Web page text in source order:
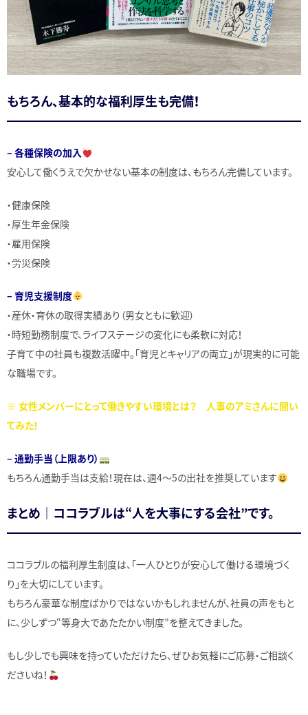
もちろん、基本的な福利厚生も完備！
– 各種保険の加入
安心して働くうえで欠かせない基本の制度は、もちろん完備しています。
・健康保険
・厚生年金保険
・雇用保険
・労災保険
– 育児支援制度
・産休・育休の取得実績あり（男女ともに歓迎）
・時短勤務制度で、ライフステージの変化にも柔軟に対応！
子育て中の社員も複数活躍中。「育児とキャリアの両立」が現実的に可能
な職場です。
※ 女性メンバーにとって働きやすい環境とは？ 人事のアミさんに聞い
てみた！
– 通勤手当（上限あり）
もちろん通勤手当は支給！現在は、週4〜5の出社を推奨しています
まとめ｜ココラブルは“人を大事にする会社”です。
ココラブルの福利厚生制度は、「一人ひとりが安心して働ける環境づく
り」を大切にしています。
もちろん豪華な制度ばかりではないかもしれませんが、社員の声をもと
に、少しずつ“等身大であたたかい制度”を整えてきました。
もし少しでも興味を持っていただけたら、ぜひお気軽にご応募・ご相談く
ださいね！